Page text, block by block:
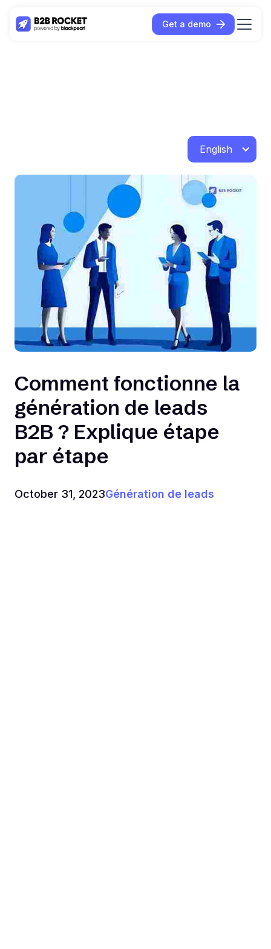
Get a demo
English
Comment fonctionne la
génération de leads
B2B ? Explique étape
par étape
October 31, 2023Génération de leads